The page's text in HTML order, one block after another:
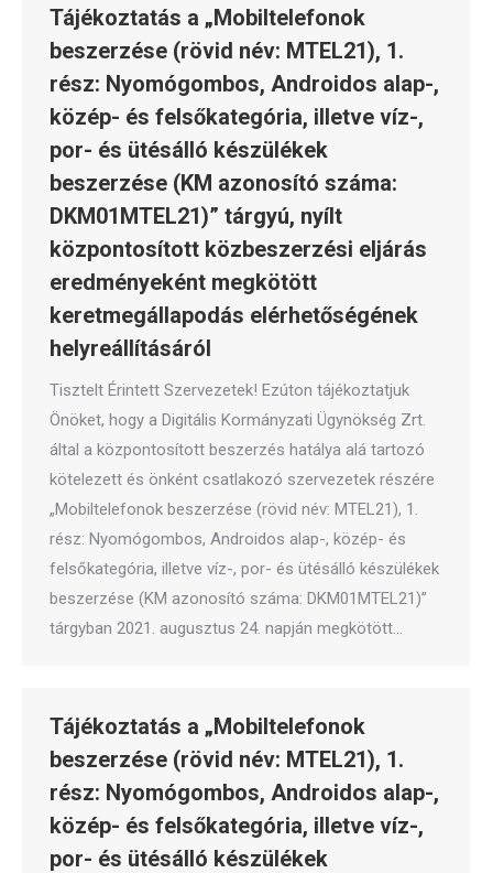
Tájékoztatás a „Mobiltelefonok
beszerzése (rövid név: MTEL21), 1.
rész: Nyomógombos, Androidos alap-,
közép- és felsőkategória, illetve víz-,
por- és ütésálló készülékek
beszerzése (KM azonosító száma:
DKM01MTEL21)” tárgyú, nyílt
központosított közbeszerzési eljárás
eredményeként megkötött
keretmegállapodás elérhetőségének
helyreállításáról
Tisztelt Érintett Szervezetek! Ezúton tájékoztatjuk
Önöket, hogy a Digitális Kormányzati Ügynökség Zrt.
által a központosított beszerzés hatálya alá tartozó
kötelezett és önként csatlakozó szervezetek részére
„Mobiltelefonok beszerzése (rövid név: MTEL21), 1.
rész: Nyomógombos, Androidos alap-, közép- és
felsőkategória, illetve víz-, por- és ütésálló készülékek
beszerzése (KM azonosító száma: DKM01MTEL21)”
tárgyban 2021. augusztus 24. napján megkötött…
Tájékoztatás a „Mobiltelefonok
beszerzése (rövid név: MTEL21), 1.
rész: Nyomógombos, Androidos alap-,
közép- és felsőkategória, illetve víz-,
por- és ütésálló készülékek